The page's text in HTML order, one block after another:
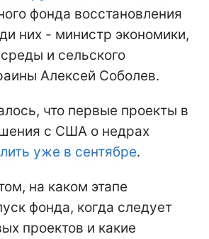
фонда восстановления
них - министр экономики,
и сельского
Алексей Соболев.
что первые проекты в
с США о недрах
уже в сентябре.
на каком этапе
фонда, когда следует
проектов и какие